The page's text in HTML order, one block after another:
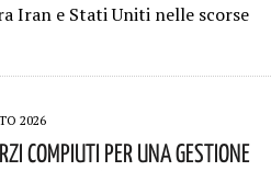
Iran e Stati Uniti nelle scorse
2026
Compiuti Per Una Gestione